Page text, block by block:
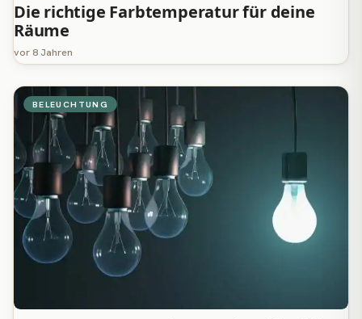
Die richtige Farbtemperatur für deine
Räume
vor 8 Jahren
BELEUCHTUNG